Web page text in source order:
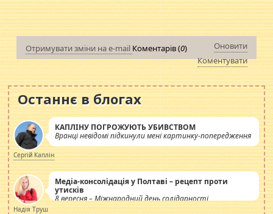
Отримувати зміни на e-mail Коментарів (0)
Оновити
Коментувати
Останнє в блогах
КАПЛІНУ ПОГРОЖУЮТЬ УБИВСТВОМ
Вранці невідомі підкинули мені картинку-попередження
Сергій Каплін
Медіа-консолідація у Полтаві – рецепт проти
утисків
8 вересня – Міжнародний день солідарності
журналістів.
Надія Труш